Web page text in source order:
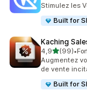
Stimulez les
Built for
Kaching
4,9étoile(s)
(99)
99 avis au•
Augmentez
de vente
Built for